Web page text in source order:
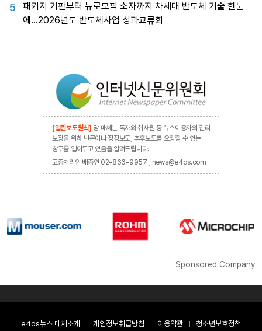
5
패키지 기판부터 뉴로모픽 소자까지 차세대 반도체 기술 한눈
에…2026년도 반도체사업 성과교류회
[열린보도원칙] 당 매체는 독자와 취재원 등 뉴스이용자의 권리
보장을 위해 반론이나 정정보도, 추후보도를 요청할 수 있는
창구를 열어두고 있음을 알려드립니다.
고충처리인 배종인 02-866-9957 , news@e4ds.com
Sponsored Company
e4ds뉴스 매체소개 개인정보취급방침 이용약관
청소년보호정책